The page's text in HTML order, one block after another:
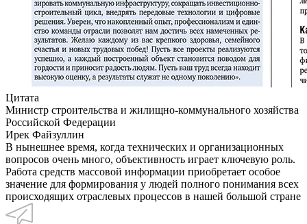
Цитата
Министр строительства и жилищно-коммунального хозяйства
Российской Федерации
Ирек Файзуллин
В нынешнее время, когда технических и организационных
вопросов очень много, объективность играет ключевую роль.
Работа средств массовой информации приобретает особое
значение для формирования у людей полного понимания всех
происходящих отраслевых процессов в нашей большой стране